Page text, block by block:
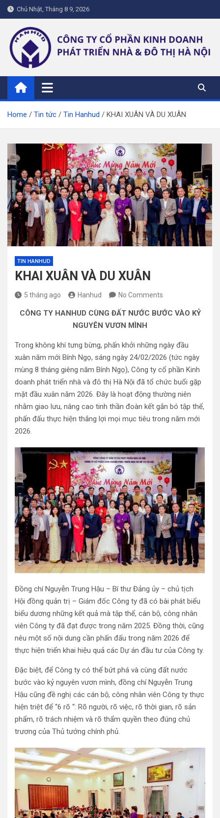
Skip
to
content
Chủ Nhật, Tháng 8 9, 2026
hanhud.vn
Home Tin tức Tin Hanhud KHAI XUÂN VÀ DU XUÂN
TIN HANHUD
KHAI XUÂN VÀ DU XUÂN
5 tháng ago Hanhud No Comments
CÔNG TY HANHUD CÙNG ĐẤT NƯỚC BƯỚC VÀO KỶ
NGUYÊN VƯƠN MÌNH
Trong không khí tưng bừng, phấn khởi những ngày đầu
xuân năm mới Bính Ngọ, sáng ngày 24/02/2026 (tức ngày
mùng 8 tháng giêng năm Bính Ngọ), Công ty cổ phần Kinh
doanh phát triển nhà và đô thị Hà Nội đã tổ chức buổi gặp
mặt đầu xuân năm 2026. Đây là hoạt động thường niên
nhằm giao lưu, nâng cao tinh thần đoàn kết gắn bó tập thể,
phấn đấu thực hiện thắng lợi mọi mục tiêu trong năm mới
2026.
Đồng chí Nguyễn Trung Hậu – Bí thư Đảng ủy – chủ tịch
Hội đồng quản trị – Giám đốc Công ty đã có bài phát biểu
biểu dương những kết quả mà tập thể, cán bộ, công nhân
viên Công ty đã đạt được trong năm 2025. Đồng thời, cũng
nêu một số nội dung cần phấn đấu trong năm 2026 để
thực hiện triển khai hiệu quả các Dự án đầu tư của Công ty.
Đặc biệt, để Công ty có thể bứt phá và cùng đất nước
bước vào kỷ nguyên vươn mình, đồng chí Nguyễn Trung
Hậu cũng đề nghị các cán bộ, công nhân viên Công ty thực
hiện triệt để “6 rõ “: Rõ người, rõ việc, rõ thời gian, rõ sản
phẩm, rõ trách nhiệm và rõ thẩm quyền theo đúng chủ
trương của Thủ tướng chính phủ.